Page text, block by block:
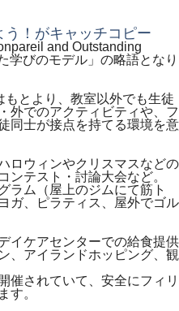
！がキャッチコピー
and Outstanding
学びのモデル」の略語となり
もとより、教室以外でも生徒
外でのアクティビティや、フ
同士が接点を持てる環境を意
ロウィンやクリスマスなどの
ンテスト・討論大会など。
ム（屋上のジムにて筋ト
ガ、ピラティス、屋外でゴル
イケアセンターでの給食提供
、アイランドホッピング、観
されていて、安全にフィリ
す。